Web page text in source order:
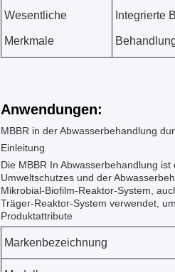
Wesentliche
Merkmale
Integrierte
Anwendungen:
MBBR in der Abwasserbehandlung
Einleitung
Die MBBR In Abwasserbehandlung
Umweltschutzes und der
Mikrobial-Biofilm-Reaktor-System,
Träger-Reaktor-System verwendet,
Produktattribute
Markenbezeichnung